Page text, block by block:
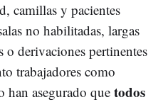
camillas y pacientes
no habilitadas, largas
o derivaciones pertinentes
trabajadores como
han asegurado que todos